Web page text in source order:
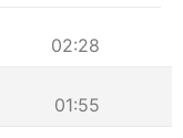
02:28
01:55